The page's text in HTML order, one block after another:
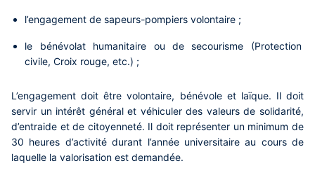
l’engagement de sapeurs-pompiers volontaire ;
le bénévolat humanitaire ou de secourisme (Protection
civile, Croix rouge, etc.) ;
L’engagement doit être volontaire, bénévole et laïque. Il doit
servir un intérêt général et véhiculer des valeurs de solidarité,
d’entraide et de citoyenneté. Il doit représenter un minimum de
30 heures d’activité durant l’année universitaire au cours de
laquelle la valorisation est demandée.